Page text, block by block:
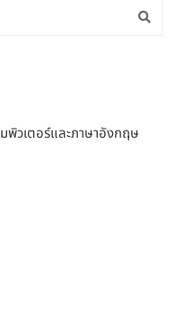
พิวเตอร์และภาษาอังกฤษ